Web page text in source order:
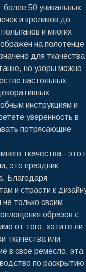
50 уникальных
и кроликов до
и многих
на полотенце
для ткачества
но узоры можно
настольных
инструкциям и
уверенность в
потрясающие
ткачества - это
это праздник
Благодаря
и страсти к
только своим
образов с
от того, хотите ли
ткачества или
в свое ремесло, эта
по раскрытию